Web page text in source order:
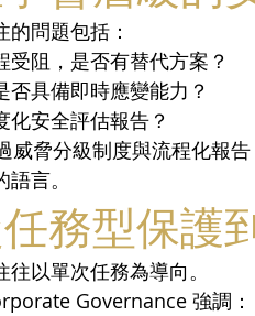
問題包括：
受阻，是否有替代方案？
否具備即時應變能力？
化安全評估報告？
威脅分級制度與流程化報
言。
務型保護
以單次任務為導向。
Governance 強調：